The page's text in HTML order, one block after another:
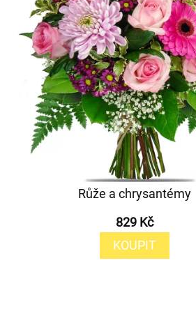
Růže a chrysantémy
829 Kč
KOUPIT